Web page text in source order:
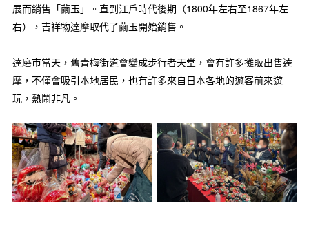
展而銷售「繭玉」。直到江戶時代後期（1800年左右至1867年左
右），吉祥物達摩取代了繭玉開始銷售。
達磨市當天，舊青梅街道會變成步行者天堂，會有許多攤販出售達
摩，不僅會吸引本地居民，也有許多來自日本各地的遊客前來遊
玩，熱鬧非凡。